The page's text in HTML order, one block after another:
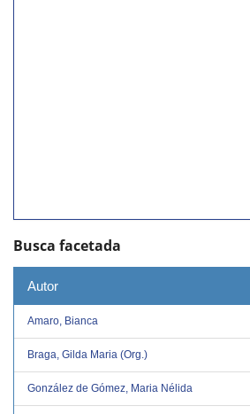
Busca facetada
Autor
Amaro, Bianca
Braga, Gilda Maria (Org.)
González de Gómez, Maria Nélida